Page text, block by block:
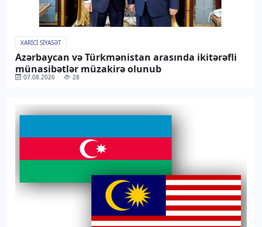
XARICI SIYASƏT
Azərbaycan və Türkmənistan arasında ikitərəfli
münasibətlər müzakirə olunub
07.08.2026 28